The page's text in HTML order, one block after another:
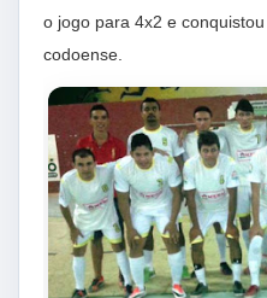
o jogo para 4x2 e
codoense.